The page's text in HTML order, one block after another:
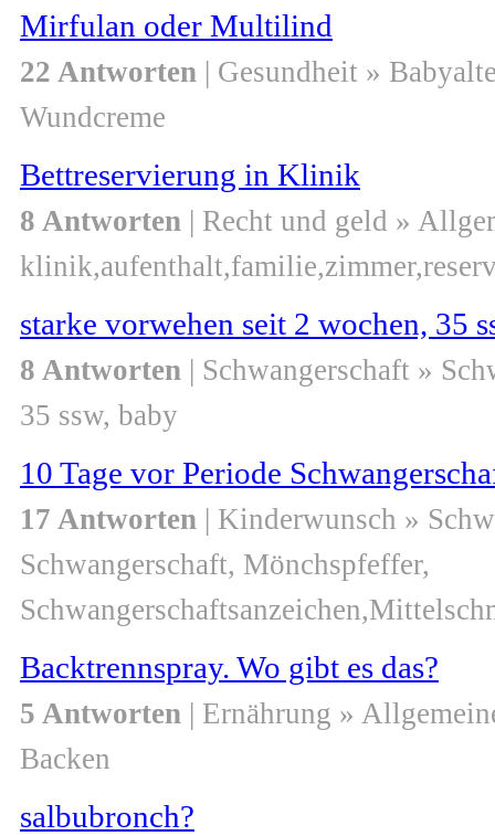
Mirfulan oder Multilind
22 Antworten | Gesundheit »
Wundcreme
Bettreservierung in Klinik
8 Antworten | Recht und geld »
starke vorwehen seit 2 wochen, 35
8 Antworten | Schwangerschaft »
35 ssw, baby
10 Tage vor Periode
17 Antworten | Kinderwunsch »
Schwangerschaft, Mönchspfeffer,
Backtrennspray. Wo gibt es das?
5 Antworten | Ernährung »
Backen
salbubronch?